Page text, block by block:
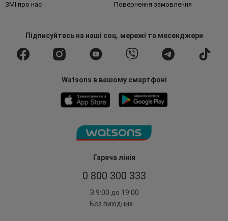
Гаряча лінія
0 800 300 333
З 9:00 до 19:00
Без вихідних
ЗМІ про нас Повернення замовлення
Підписуйтесьна наші соц. мережі та месенджери
Watsons в вашому смартфоні